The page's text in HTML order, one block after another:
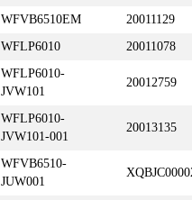
WFVB6510EM
20011129
WFLP6010 20011078
WFLP6010-
JVW101
20012759
WFLP6010-
JVW101-001
20013135
WFVB6510-
JUW001